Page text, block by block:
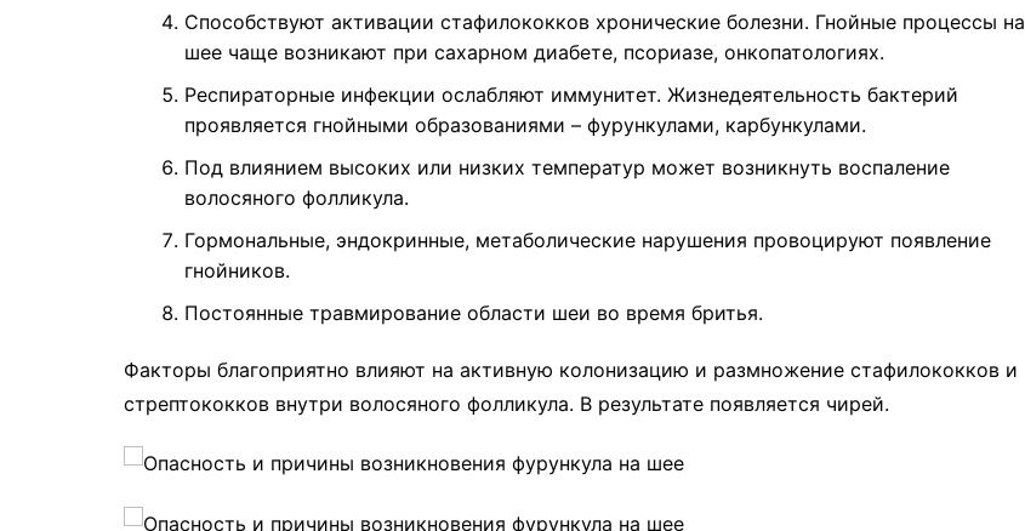
Способствуют активации стафилококков хронические болезни. Гнойные процессы на
шее чаще возникают при сахарном диабете, псориазе, онкопатологиях.
Респираторные инфекции ослабляют иммунитет. Жизнедеятельность бактерий
проявляется гнойными образованиями – фурункулами, карбункулами.
Под влиянием высоких или низких температур может возникнуть воспаление
волосяного фолликула.
Гормональные, эндокринные, метаболические нарушения провоцируют появление
гнойников.
Постоянные травмирование области шеи во время бритья.
Факторы благоприятно влияют на активную колонизацию и размножение стафилококков и
стрептококков внутри волосяного фолликула. В результате появляется чирей.